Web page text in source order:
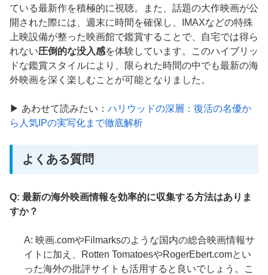
ている最新作を積極的に視聴。また、話題の大作映画が公
開された際には、週末に時間を確保し、IMAXなどの特殊
上映設備が整った映画館で鑑賞することで、自宅では得ら
れない圧倒的な没入感を体験しています。このハイブリッ
ドな鑑賞スタイルにより、限られた時間の中でも最新の海
外映画を深く楽しむことが可能となりました。
▶ あわせて読みたい： ハリウッドの深層：復活の名優か
ら人気IPの実写化まで徹底解析
よくある質問
Q: 最新の海外映画情報を効率的に収集する方法はありま
すか？
A: 映画.comやFilmarksのような国内の総合映画情報サ
イトに加え、Rotten TomatoesやRogerEbert.comとい
った海外の批評サイトも活用すると良いでしょう。こ